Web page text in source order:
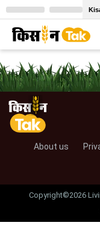
About us
Copyright©2026